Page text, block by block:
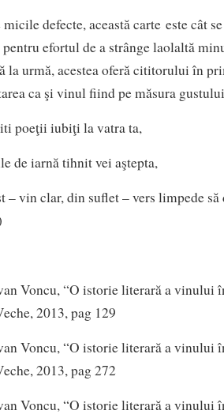
defecte, această carte este cât
efortul de a strânge laolaltă
la urmă, acestea oferă cititorului în
ca şi vinul fiind pe măsura
poeţii iubiţi la vatra ta,
de iarnă tihnit vei aştepta,
– vin clar, din suflet – vers limpede
Voncu, “O istorie literară a vinului
2013, pag 129
Voncu, “O istorie literară a vinului
2013, pag 272
Voncu, “O istorie literară a vinului